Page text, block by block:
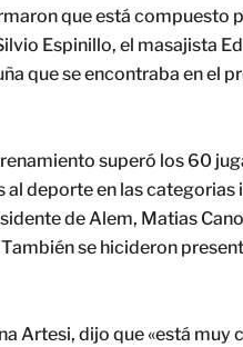
que está compuesto
Espinillo, el masajista
que se encontraba en el
superó los 60
deporte en las
de Alem, Matias
se hicideron
Artesi, dijo que «está